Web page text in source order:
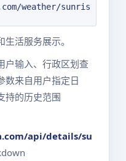
weather/sunris
活服务展示。
户输入、行政区划查
数来自用户指定日
持的历史范围
api/details/su